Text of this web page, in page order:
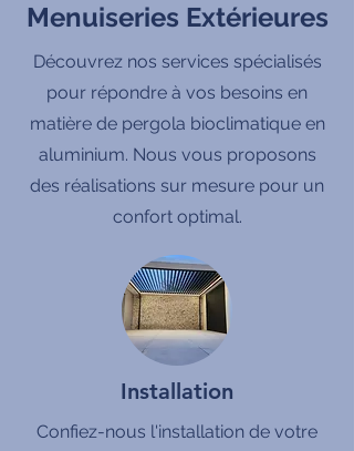
Menuiseries Extérieures
Découvrez nos services spécialisés
pour répondre à vos besoins en
matière de pergola bioclimatique en
aluminium. Nous vous proposons
des réalisations sur mesure pour un
confort optimal.
Installation
Confiez-nous l'installation de votre